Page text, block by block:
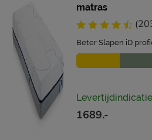
matras
Beter Slapen iD
1689.-